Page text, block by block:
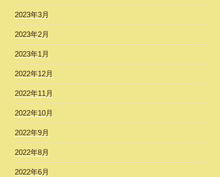
2023年3月
2023年2月
2023年1月
2022年12月
2022年11月
2022年10月
2022年9月
2022年8月
2022年6月